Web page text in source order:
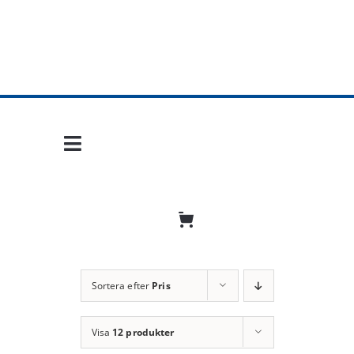
Toggle
Jobba hos oss
Bli återförsäljare
Sortera efter Pris
Visa 12 produkter